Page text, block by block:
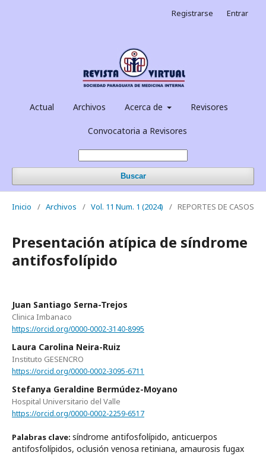
Actual Archivos Acerca de Revisores
Convocatoria a Revisores
Buscar
Registrarse Entrar
Inicio / Archivos / Vol. 11 Num. 1 (2024) / REPORTES DE CASOS
Presentación atípica de síndrome
antifosfolípido
Juan Santiago Serna-Trejos
Clinica Imbanaco
https://orcid.org/0000-0002-3140-8995
Laura Carolina Neira-Ruiz
Instituto GESENCRO
https://orcid.org/0000-0002-3095-6711
Stefanya Geraldine Bermúdez-Moyano
Hospital Universitario del Valle
https://orcid.org/0000-0002-2259-6517
Palabras clave: síndrome antifosfolípido, anticuerpos
antifosfolípidos, oclusión venosa retiniana, amaurosis fugax